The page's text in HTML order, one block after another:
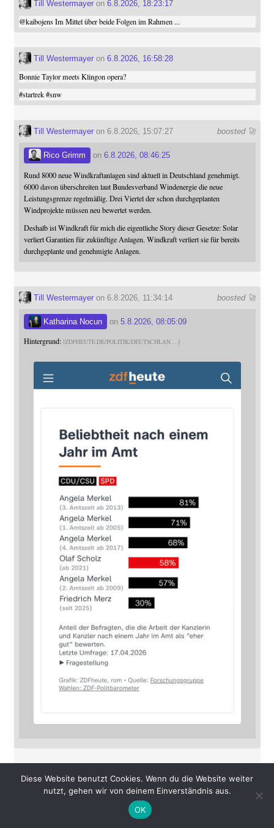
Till Westermayeron 6.8.2026, 18:23:17
@kaibojensIm Mittel über beide Folgen im Rahmen ...
Till Westermayeron 6.8.2026, 16:58:28
Bonnie Taylor meets Klingon opera?
#startrek #snw
boosted 🚀
Till Westermayeron 6.8.2026, 15:07:27
Rico Grimm on 6.8.2026, 08:46:25
Rund 8000 neue Windkraftanlagen sind aktuell in Deutschland genehmigt.
6000 davon überschreiten laut Bundesverband Windenergie die neue
Leistungsgrenze regelmäßig. Drei Viertel der schon durchgeplanten
Windprojekte müssen neu bewertet werden.
Deshalb ist Windkraft für mich die eigentliche Story dieser Gesetze: Solar
verliert Garantien für zukünftige Anlagen. Windkraft verliert sie für bereits
durchgeplante und genehmigte Anlagen.
boosted 🚀
Till Westermayeron 6.8.2026, 11:34:14
Katharina Nocun on 5.8.2026, 08:05:09
Hintergrund: ZDFHEUTE.DE/POLITIK/DEUTSCHLAN
boosted 🚀
Till Westermayer on 6.8.2026, 07:43:10
David Revoy 5.8.2026, 16:01:12
Diese Website benutzt Cookies. Wenn du die Website weiter
nutzt, gehen wir von deinem Einverständnis aus.
OK